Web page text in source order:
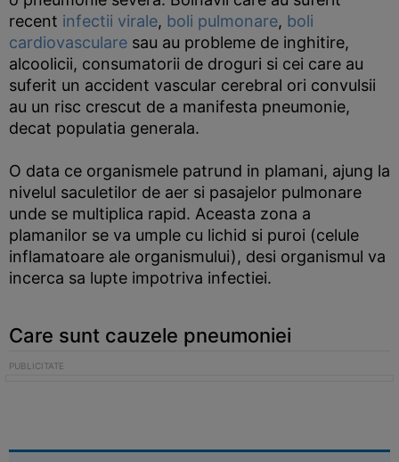
recent infectii virale, boli pulmonare, boli
cardiovasculare sau au probleme de inghitire,
alcoolicii, consumatorii de droguri si cei care au
suferit un accident vascular cerebral ori convulsii
au un risc crescut de a manifesta pneumonie,
decat populatia generala.
O data ce organismele patrund in plamani, ajung la
nivelul saculetilor de aer si pasajelor pulmonare
unde se multiplica rapid. Aceasta zona a
plamanilor se va umple cu lichid si puroi (celule
inflamatoare ale organismului), desi organismul va
incerca sa lupte impotriva infectiei.
Care sunt cauzele pneumoniei